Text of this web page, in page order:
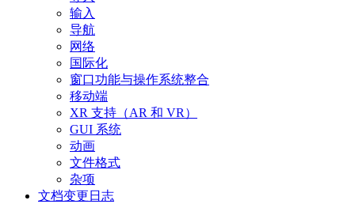
输入
导航
网络
国际化
窗口功能与操作系统整合
移动端
XR 支持（AR 和 VR）
GUI 系统
动画
文件格式
杂项
文档变更日志